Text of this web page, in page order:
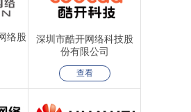
络股
深圳市酷开网络科技股
份有限公司
查看